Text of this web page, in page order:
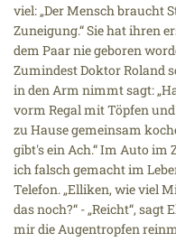
viel: „Der Mensch braucht
Zuneigung.“ Sie hat ihren
dem Paar nie geboren
Zumindest Doktor Roland
in den Arm nimmt sagt:
vorm Regal mit Töpfen
zu Hause gemeinsam
gibt's ein Ach.“ Im Auto im
ich falsch gemacht im
Telefon. „Elliken, wie viel
das noch?“ - „Reicht“,
mir die Augentropfen